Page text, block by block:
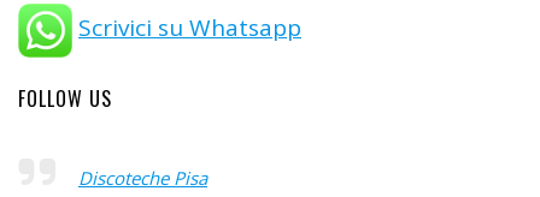
Scrivici su Whatsapp
FOLLOW US
Discoteche Pisa